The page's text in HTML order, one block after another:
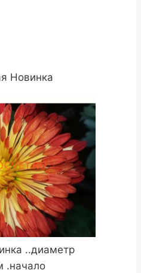
Новинка
..диаметр
.начало